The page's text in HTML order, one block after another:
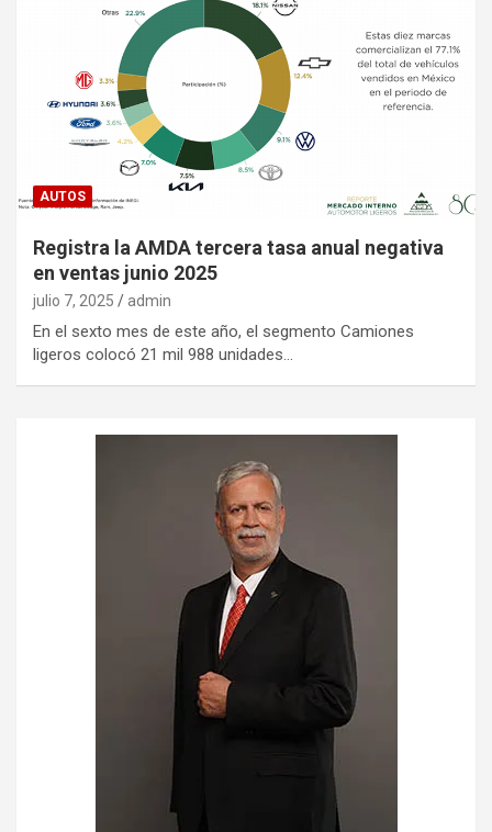
AUTOS
Registra la AMDA tercera tasa anual negativa
en ventas junio 2025
julio 7, 2025 admin
En el sexto mes de este año, el segmento Camiones
ligeros colocó 21 mil 988 unidades…